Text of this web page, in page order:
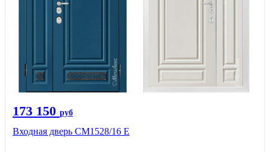
173 150 руб
Входная дверь СМ1528/16 Е